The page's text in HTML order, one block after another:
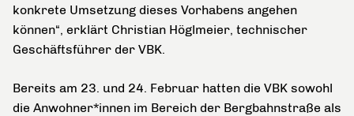
konkrete Umsetzung dieses Vorhabens angehen
können“, erklärt Christian Höglmeier, technischer
Geschäftsführer der VBK.
Bereits am 23. und 24. Februar hatten die VBK sowohl
die Anwohner*innen im Bereich der Bergbahnstraße als